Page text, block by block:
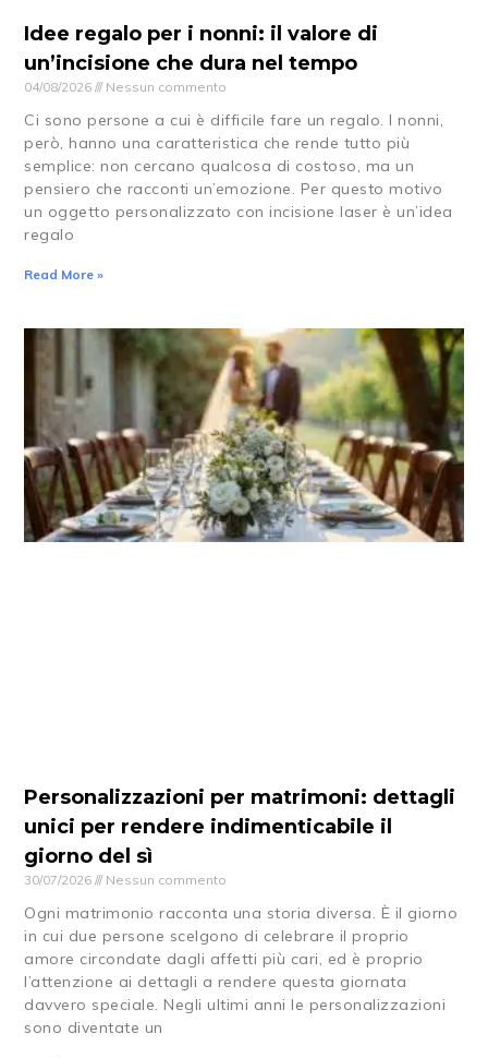
Idee regalo per i nonni: il valore di
un’incisione che dura nel tempo
04/08/2026 Nessun commento
Ci sono persone a cui è difficile fare un regalo. I nonni,
però, hanno una caratteristica che rende tutto più
semplice: non cercano qualcosa di costoso, ma un
pensiero che racconti un’emozione. Per questo motivo
un oggetto personalizzato con incisione laser è un’idea
regalo
Read More »
Personalizzazioni per matrimoni: dettagli
unici per rendere indimenticabile il
giorno del sì
30/07/2026 Nessun commento
Ogni matrimonio racconta una storia diversa. È il giorno
in cui due persone scelgono di celebrare il proprio
amore circondate dagli affetti più cari, ed è proprio
l’attenzione ai dettagli a rendere questa giornata
davvero speciale. Negli ultimi anni le personalizzazioni
sono diventate un